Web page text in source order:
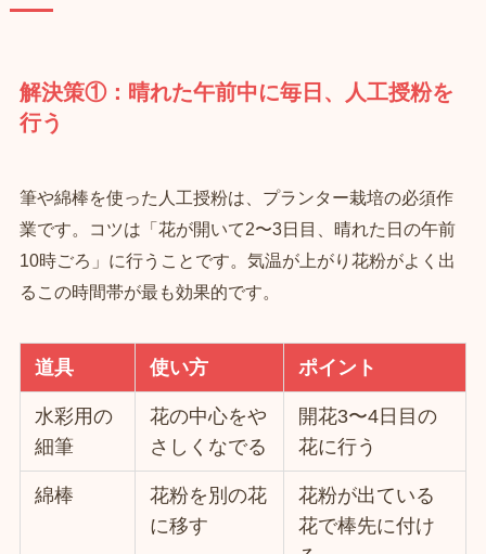
解決策①：晴れた午前中に毎日、人工授粉を
行う
筆や綿棒を使った人工授粉は、プランター栽培の必須作
業です。コツは「花が開いて2〜3日目、晴れた日の午前
10時ごろ」に行うことです。気温が上がり花粉がよく出
るこの時間帯が最も効果的です。
道具 使い方 ポイント
水彩用の
細筆
花の中心をや
さしくなでる
開花3〜4日目の
花に行う
綿棒
花粉を別の花
に移す
花粉が出ている
花で棒先に付け